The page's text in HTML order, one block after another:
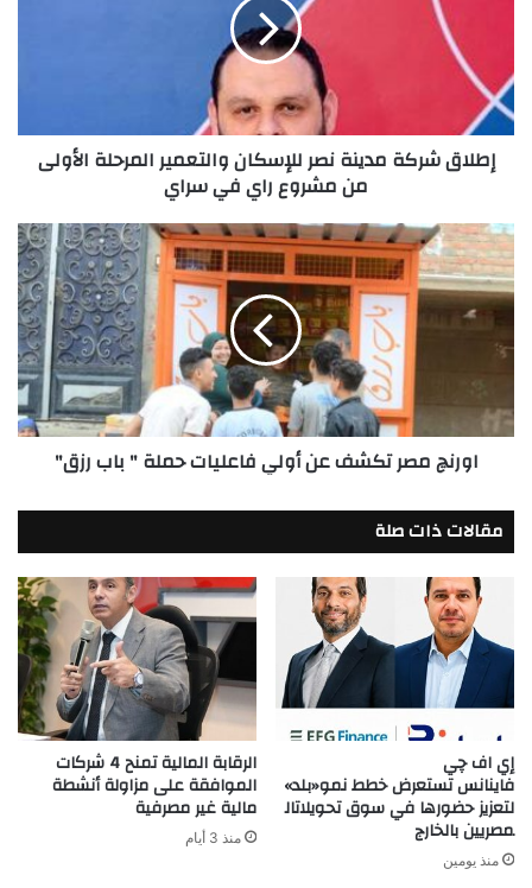
والتعمير
المرحلة
الأولى
من
مشروع
سراي
إطلاق شركة مدينة نصر للإسكان والتعمير المرحلة الأولى
من مشروع راي في سراي
اورنچ
مصر
تكشف
عن
فاعليات
"
باب
اورنچ مصر تكشف عن أولي فاعليات حملة " باب رزق"
مقالات ذات صلة
إي اف چي
فاينانس تستعرض خطط نمو«بلد»
لتعزيز حضورها في سوق تحويلاتال
مصريين بالخارج
منذ يومين
الرقابة المالية تمنح 4 شركات
الموافقة على مزاولة أنشطة
مالية غير مصرفية
منذ 3 أيام